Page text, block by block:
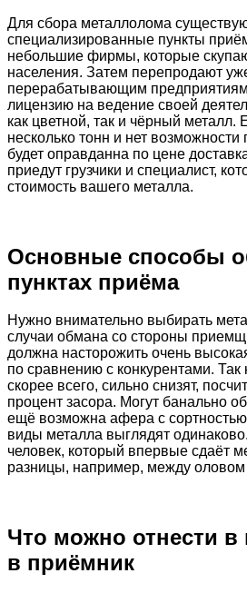
Для сбора металлолома
специализированные пункты
небольшие фирмы, которые
населения. Затем перепродают
перерабатывающим
лицензию на ведение своей
как цветной, так и чёрный металл.
несколько тонн и нет возможности
будет оправданна по цене
приедут грузчики и специалист,
стоимость вашего металла.
Основные способы
пунктах приёма
Нужно внимательно выбирать
случаи обмана со стороны
должна насторожить очень
по сравнению с конкурентами. Так
скорее всего, сильно снизят,
процент засора. Могут банально
ещё возможна афера с
виды металла выглядят
человек, который впервые сдаёт
разницы, например, между
Что можно отнести в
в приёмник